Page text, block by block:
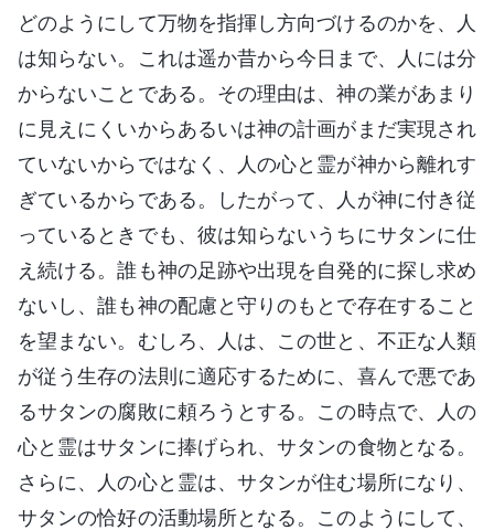
どのようにして万物を指揮し方向づけるのかを、人
は知らない。これは遥か昔から今日まで、人には分
からないことである。その理由は、神の業があまり
に見えにくいからあるいは神の計画がまだ実現され
ていないからではなく、人の心と霊が神から離れす
ぎているからである。したがって、人が神に付き従
っているときでも、彼は知らないうちにサタンに仕
え続ける。誰も神の足跡や出現を自発的に探し求め
ないし、誰も神の配慮と守りのもとで存在すること
を望まない。むしろ、人は、この世と、不正な人類
が従う生存の法則に適応するために、喜んで悪であ
るサタンの腐敗に頼ろうとする。この時点で、人の
心と霊はサタンに捧げられ、サタンの食物となる。
さらに、人の心と霊は、サタンが住む場所になり、
サタンの恰好の活動場所となる。このようにして、